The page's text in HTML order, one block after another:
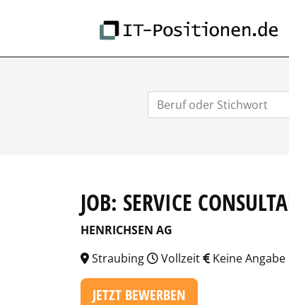
JOB: SERVICE
HENRICHSEN AG
Straubing
Vollzeit Keine Angabe
JETZT BEWERBEN